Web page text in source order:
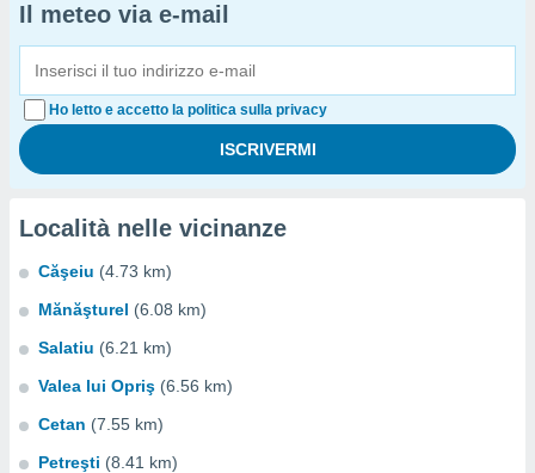
Il meteo via e-mail
Ho letto e accetto la politica sulla privacy
Località nelle vicinanze
Căşeiu (4.73 km)
Mănăşturel (6.08 km)
Salatiu (6.21 km)
Valea lui Opriş (6.56 km)
Cetan (7.55 km)
Petreşti (8.41 km)